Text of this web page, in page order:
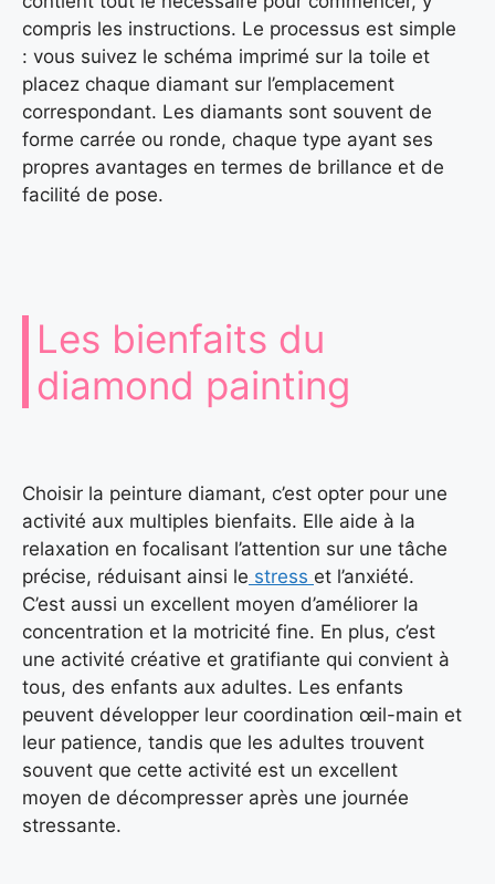
compris les instructions. Le processus est simple
: vous suivez le schéma imprimé sur la toile et
placez chaque diamant sur l’emplacement
correspondant. Les diamants sont souvent de
forme carrée ou ronde, chaque type ayant ses
propres avantages en termes de brillance et de
facilité de pose.
Les bienfaits du
diamond painting
Choisir la peinture diamant, c’est opter pour une
activité aux multiples bienfaits. Elle aide à la
relaxation en focalisant l’attention sur une tâche
précise, réduisant ainsi le stress et l’anxiété.
C’est aussi un excellent moyen d’améliorer la
concentration et la motricité fine. En plus, c’est
une activité créative et gratifiante qui convient à
tous, des enfants aux adultes. Les enfants
peuvent développer leur coordination œil-main et
leur patience, tandis que les adultes trouvent
souvent que cette activité est un excellent
moyen de décompresser après une journée
stressante.